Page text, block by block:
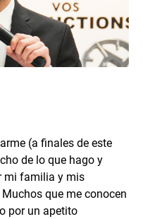
(a finales de este
de lo que hago y
mi familia y mis
que me conocen
por un apetito